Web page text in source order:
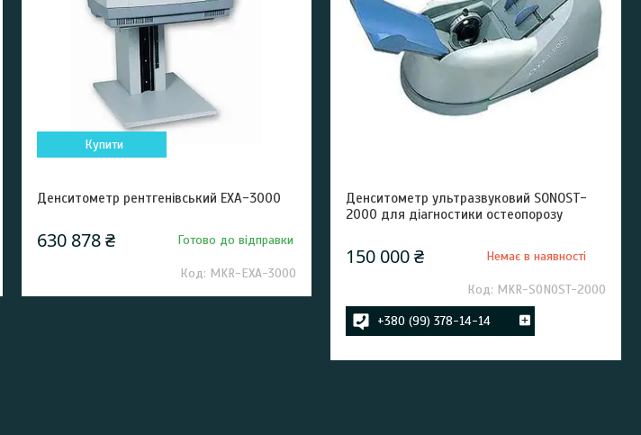
Купити
Денситометр рентгенівський EXA-3000
630 878 ₴ Готово до відправки
MKR-EXA-3000
Денситометр ультразвуковий SONOST-
2000 для діагностики остеопорозу
150 000 ₴ Немає в наявності
MKR-SONOST-2000
+380 (99) 378-14-14